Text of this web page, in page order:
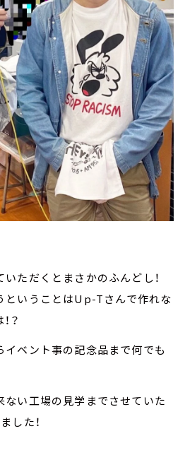
ただくとまさかのふんどし！
ということはUp-Tさんで作れな
？
ベント事の記念品まで何でも
ない工場の見学までさせていた
した！